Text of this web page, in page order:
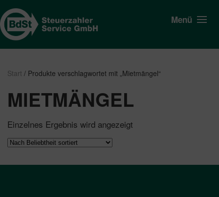
Menü
Start / Produkte verschlagwortet mit „Mietmängel“
MIETMÄNGEL
Einzelnes Ergebnis wird angezeigt